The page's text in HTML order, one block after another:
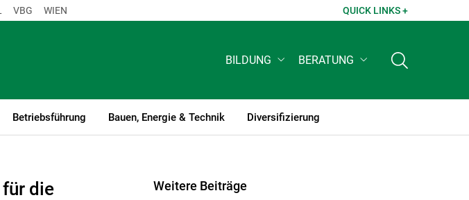
VBG WIEN QUICK LINKS +
BILDUNG BERATUNG
Betriebsführung Bauen, Energie & Technik Diversifizierung
die
Weitere Beiträge